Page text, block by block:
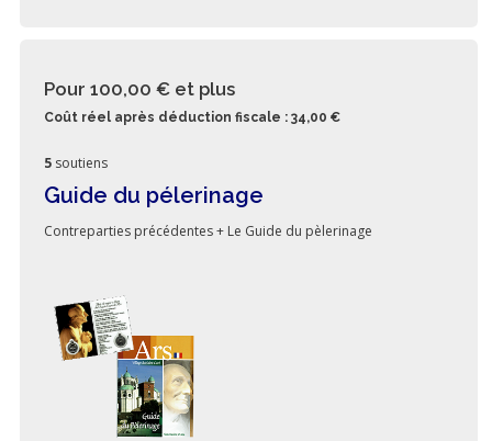
Pour 100,00 € et plus
Coût réel après déduction fiscale : 34,00 €
5 soutiens
Guide du pélerinage
Contreparties précédentes + Le Guide du pèlerinage